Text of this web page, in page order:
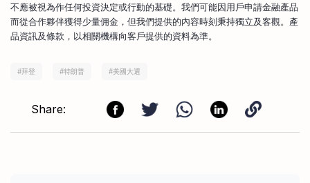
不應被視為作任何投資決定或行動的基礎。我們可能因用戶申請金融產品
而從合作夥伴獲得少量佣金，但我們提供的內容時刻秉持獨立及客觀。產
品資訊及條款，以相關機構向客戶提供的資料為準。
#拜登 #特朗普 #美國大選
Share: